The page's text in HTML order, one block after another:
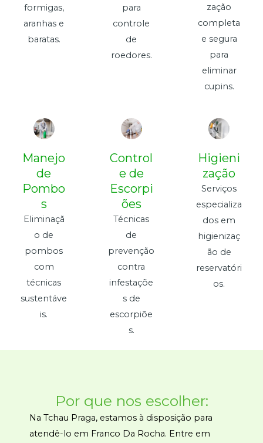
formigas,
aranhas e
baratas.
para
controle
de
roedores.
zação
completa
e segura
para
eliminar
cupins.
Manejo
de
Pombo
s
Eliminaçã
o de
pombos
com
técnicas
sustentáve
is.
Control
e de
Escorpi
ões
Técnicas
de
prevenção
contra
infestaçõe
s de
escorpiõe
s.
Higieni
zação
Serviços
especializa
dos em
higienizaç
ão de
reservatóri
os.
Por que nos escolher:
Na Tchau Praga, estamos à disposição para
atendê-lo em Franco Da Rocha. Entre em